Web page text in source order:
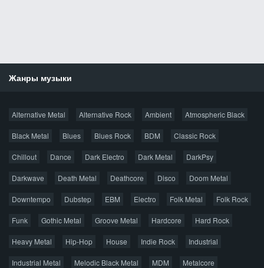
Жанры музыки
Alternative Metal Alternative Rock Ambient Atmospheric Black
Black Metal Blues Blues Rock BDM Classic Rock
Chillout Dance Dark Electro Dark Metal DarkPsy
Darkwave Death Metal Deathcore Disco Doom Metal
Downtempo Dubstep EBM Electro Folk Metal Folk Rock
Funk Gothic Metal Groove Metal Hardcore Hard Rock
Heavy Metal Hip-Hop House Indie Rock Industrial
Industrial Metal Melodic Black Metal MDM Metalcore
Новые раздачи
Популярное за сутки
Главная Поиск по сайту
Карта сайта
Джаз
Метал Поп Рэп Рок Шансон